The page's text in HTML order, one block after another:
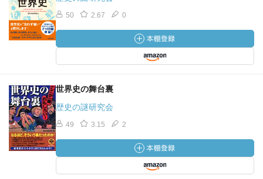
50 2.67 0
世界史の舞台裏
歴史の謎研究会
49 3.15 2